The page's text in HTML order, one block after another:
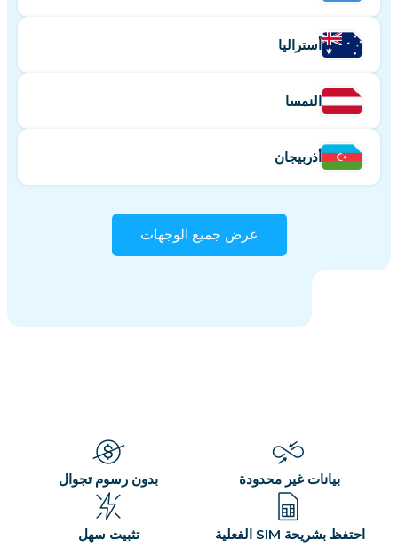
أستراليا
النمسا
أذربيجان
عرض جميع الوجهات
بيانات غير محدودة بدون رسوم تجوال
احتفظ بشريحة SIM الفعلية تثبيت سهل